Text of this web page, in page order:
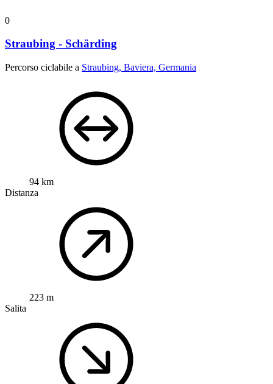
0
Straubing - Schärding
Percorso ciclabile a Straubing, Baviera, Germania
94 km
Distanza
223 m
Salita